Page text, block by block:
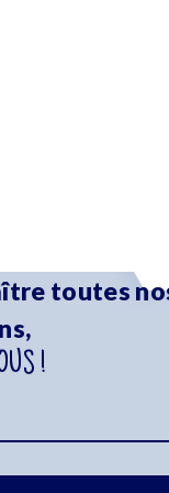
toutes
!